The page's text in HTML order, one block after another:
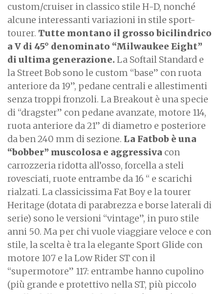
custom/cruiser in classico stile H-D, nonché
alcune interessanti variazioni in stile sport-
tourer. Tutte montano il grosso bicilindrico
a V di 45° denominato “Milwaukee Eight”
di ultima generazione. La Softail Standard e
la Street Bob sono le custom “base” con ruota
anteriore da 19”, pedane centrali e allestimenti
senza troppi fronzoli. La Breakout è una specie
di “dragster” con pedane avanzate, motore 114,
ruota anteriore da 21” di diametro e posteriore
da ben 240 mm di sezione. La Fatbob è una
“bobber” muscolosa e aggressiva con
carrozzeria ridotta all’osso, forcella a steli
rovesciati, ruote entrambe da 16 “ e scarichi
rialzati. La classicissima Fat Boy e la tourer
Heritage (dotata di parabrezza e borse laterali di
serie) sono le versioni “vintage”, in puro stile
anni 50. Ma per chi vuole viaggiare veloce e con
stile, la scelta è tra la elegante Sport Glide con
motore 107 e la Low Rider ST con il
“supermotore” 117: entrambe hanno cupolino
(più grande e protettivo nella ST, più piccolo